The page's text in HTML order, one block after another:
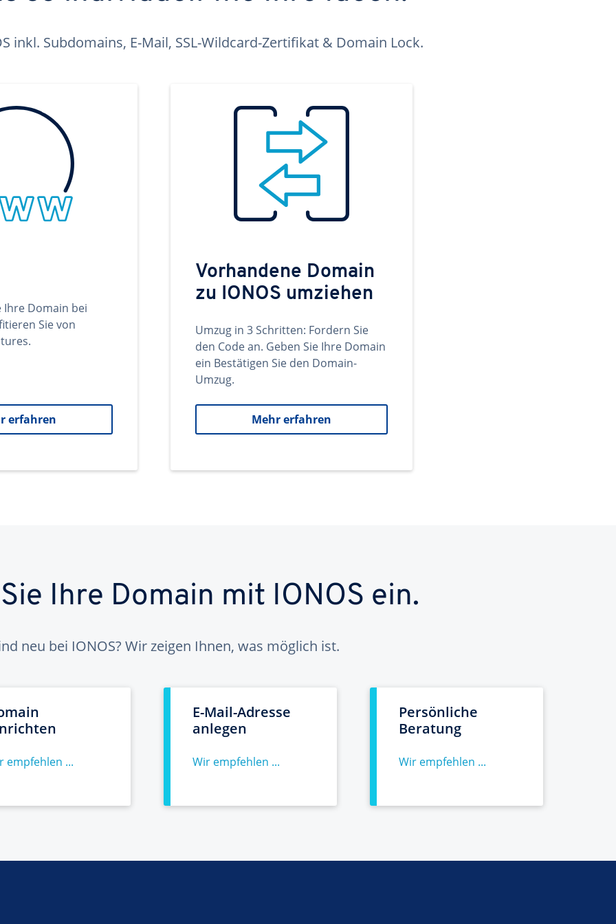
inkl. Subdomains, E-Mail, SSL-Wildcard-Zertifikat & Domain Lock.
Ihre Domain bei
Sie von
erfahren
Vorhandene Domain
zu IONOS umziehen
Umzug in 3 Schritten: Fordern Sie
den Code an. Geben Sie Ihre Domain
ein Bestätigen Sie den Domain-
Umzug.
Mehr erfahren
Ihre Domain mit IONOS ein.
neu bei IONOS? Wir zeigen Ihnen, was möglich ist.
empfehlen ...
E-Mail-Adresse
anlegen
Wir empfehlen ...
Persönliche
Beratung
Wir empfehlen ...